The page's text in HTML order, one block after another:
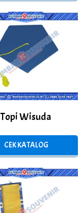
Topi Wisuda
CEK KATALOG